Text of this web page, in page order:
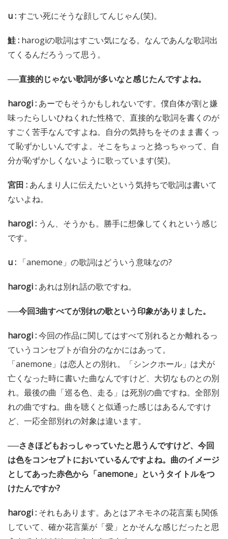
u :すごい死にそうな顔してんじゃん(笑)。
鮭 : harogiの歌詞はすごい気になる。なんであんな歌詞出
てくるんだろうって思う。
──直接的じゃない歌詞が多いなと感じたんですよね。
harogi : あーでもそうかもしれないです。僕自体が割と嫌
味ったらしいひねくれた性格で、直接的な歌詞を書くのが
すごく苦手なんですよね。自分の気持ちをそのまま書くっ
て恥ずかしいんですよ。そこをちょっと捻っちゃって、自
分が恥ずかしくないように歌っています(笑)。
宮田 : あんまり人に伝えたいという気持ちで歌詞は書いて
ないよね。
harogi : うん、そうかも。勝手に想像してくれという感じ
です。
u : 「anemone」の歌詞はどういう意味なの?
harogi : あれは別れ話の歌ですね。
──今回3曲すべてが別れの歌という印象がありました。
harogi :今回の作品に関してはすべて別れるとか離れるっ
ていうコンセプトが自分のなかにはあって。
「anemone」は恋人との別れ。「シンクホール」は犬が
亡くなった時に書いた曲なんですけど、大切なものとの別
れ。最後の曲「巡る色、走る」は死別の曲ですね。全部別
れの曲ですね。曲を聴くと似通った感じはあるんですけ
ど、一応全部別れの対象は違います。
──さきほどもおっしゃっていたと思うんですけど、今回
は色をコンセプトにおいているんですよね。曲のイメージ
としてあった赤色から「anemone」というタイトルをつ
けたんですか?
harogi : それもあります。あとはアネモネの花言葉も関係
していて、確か花言葉が「愛」とかそんな感じだったと思